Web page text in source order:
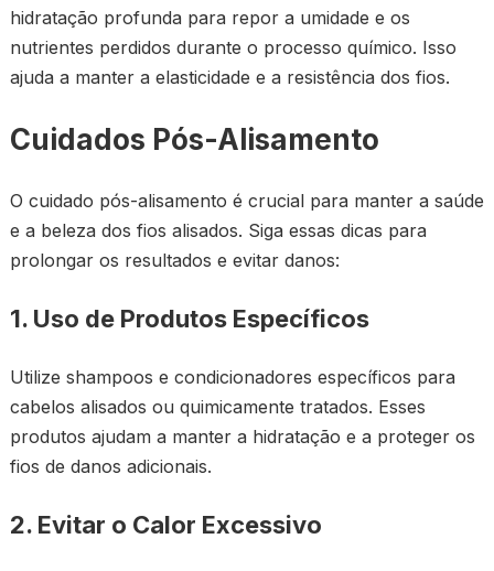
hidratação profunda para repor a umidade e os
nutrientes perdidos durante o processo químico. Isso
ajuda a manter a elasticidade e a resistência dos fios.
Cuidados Pós-Alisamento
O cuidado pós-alisamento é crucial para manter a saúde
e a beleza dos fios alisados. Siga essas dicas para
prolongar os resultados e evitar danos:
1. Uso de Produtos Específicos
Utilize shampoos e condicionadores específicos para
cabelos alisados ou quimicamente tratados. Esses
produtos ajudam a manter a hidratação e a proteger os
fios de danos adicionais.
2. Evitar o Calor Excessivo